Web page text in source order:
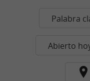
Palabra
Abierto